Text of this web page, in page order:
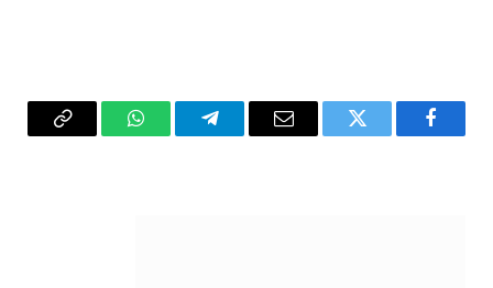
فيسبوك تويتر
البريد
تيلقرام واتساب Copy